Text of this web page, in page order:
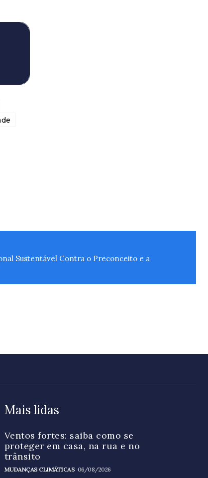
Sustentável Contra o Preconceito e a
Mais lidas
Ventos fortes: saiba como se
proteger em casa, na rua e no
trânsito
MUDANÇAS CLIMÁTICAS 06/08/2026